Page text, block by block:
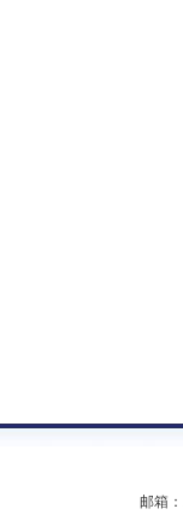
邮箱：